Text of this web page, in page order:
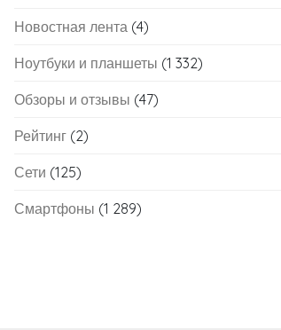
Новостная лента (4)
Ноутбуки и планшеты (1 332)
Обзоры и отзывы (47)
Рейтинг (2)
Сети (125)
Смартфоны (1 289)